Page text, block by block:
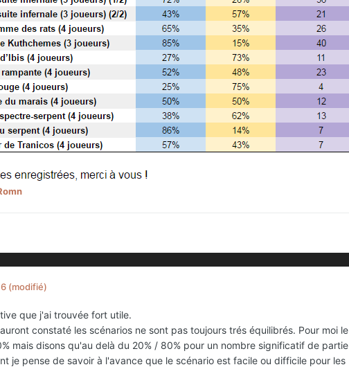
(modifié)
que j'ai trouvée fort utile.
constaté les scénarios ne sont pas toujours trés équilibrés. Pour moi
mais disons qu'au delà du 20% / 80% pour un nombre significatif de
je pense de savoir à l'avance que le scénario est facile ou difficile pour